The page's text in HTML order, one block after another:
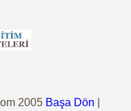
2005 Başa Dön